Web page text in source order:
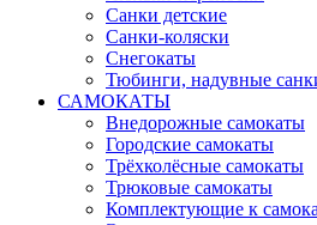
Санки детские
Санки-коляски
Снегокаты
Тюбинги, надувные
САМОКАТЫ
Внедорожные самокаты
Городские самокаты
Трёхколёсные самокаты
Трюковые самокаты
Комплектующие к